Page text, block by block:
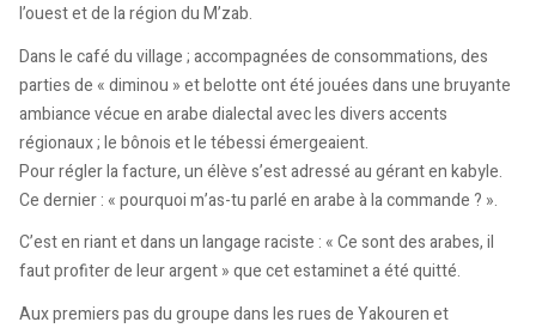
l’ouest et de la région du M’zab.
Dans le café du village ; accompagnées de consommations, des
parties de « diminou » et belotte ont été jouées dans une bruyante
ambiance vécue en arabe dialectal avec les divers accents
régionaux ; le bônois et le tébessi émergeaient.
Pour régler la facture, un élève s’est adressé au gérant en kabyle.
Ce dernier : « pourquoi m’as-tu parlé en arabe à la commande ? ».
C’est en riant et dans un langage raciste : « Ce sont des arabes, il
faut profiter de leur argent » que cet estaminet a été quitté.
Aux premiers pas du groupe dans les rues de Yakouren et